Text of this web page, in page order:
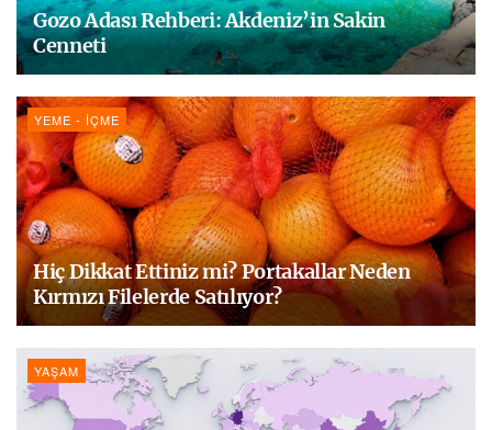
Gozo Adası Rehberi: Akdeniz’in Sakin
Cenneti
YEME - İÇME
Hiç Dikkat Ettiniz mi? Portakallar Neden
Kırmızı Filelerde Satılıyor?
YAŞAM